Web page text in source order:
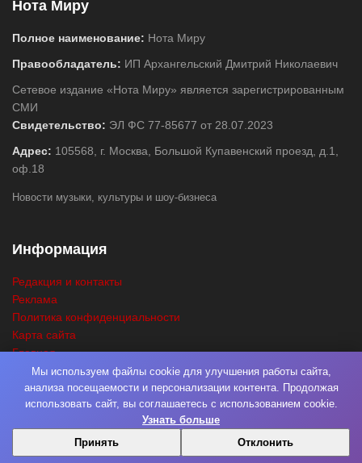
Нота Миру
Полное наименование: Нота Миру
Правообладатель: ИП Архангельский Дмитрий Николаевич
Сетевое издание «Нота Миру» является зарегистрированным
СМИ
Свидетельство: ЭЛ ФС 77-85677 от 28.07.2023
Адрес: 105568, г. Москва, Большой Купавенский проезд, д.1,
оф.18
Новости музыки, культуры и шоу-бизнеса
Информация
Редакция и контакты
Реклама
Политика конфиденциальности
Карта сайта
Главная
Поиск
© 2026Нота Миру. РазработкаФабрика Медиа Мьюзик. Все права
Мы используем файлы cookie для улучшения работы сайта,
анализа посещаемости и персонализации контента. Продолжая
использовать сайт, вы соглашаетесь с использованием cookie.
Узнать больше
Принять
Отклонить